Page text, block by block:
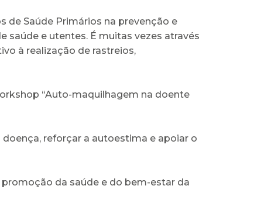
de Saúde Primários na prevenção e
e utentes. É muitas vezes através
à realização de rastreios,
“Auto-maquilhagem na doente
reforçar a autoestima e apoiar o
da saúde e do bem-estar da